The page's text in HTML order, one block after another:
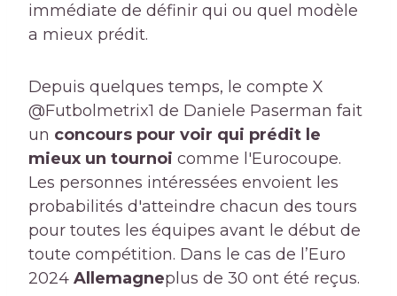
immédiate de définir qui ou quel modèle
a mieux prédit.
Depuis quelques temps, le compte X
@Futbolmetrix1 de Daniele Paserman fait
un concours pour voir qui prédit le
mieux un tournoi comme l'Eurocoupe.
Les personnes intéressées envoient les
probabilités d'atteindre chacun des tours
pour toutes les équipes avant le début de
toute compétition. Dans le cas de l’Euro
2024 Allemagneplus de 30 ont été reçus.